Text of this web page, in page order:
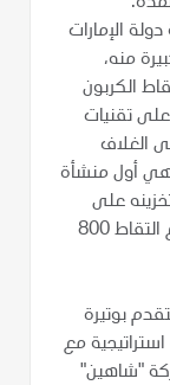
الإمارات
منه،
الكربون
تقنيات
الغلاف
أول منشأة
على
نطاق صناعي في المنطقة، والتي تستطيع التقاط 800
بوتيرة
مع
"شاهين"